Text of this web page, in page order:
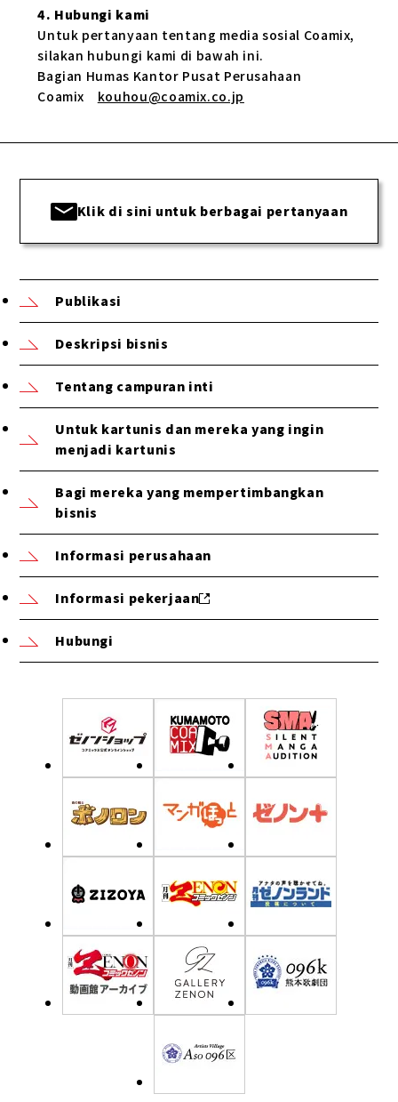
4. Hubungi kami
Untuk pertanyaan tentang media sosial Coamix,
silakan hubungi kami di bawah ini.
Bagian Humas Kantor Pusat Perusahaan
Coamix kouhou@coamix.co.jp
Klik di sini untuk berbagai pertanyaan
Publikasi
Deskripsi bisnis
Tentang campuran inti
Untuk kartunis dan mereka yang ingin
menjadi kartunis
Bagi mereka yang mempertimbangkan
bisnis
Informasi perusahaan
Informasi pekerjaan
Hubungi